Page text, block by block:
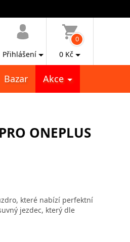
Přihlášení
0
0 Kč
Bazar Akce
ONEPLUS
které nabízí perfektní
jezdec, který dle